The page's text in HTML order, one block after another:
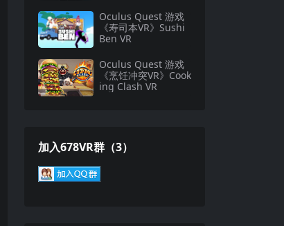
Oculus Quest 游戏
《寿司本VR》Sushi
Ben VR
Oculus Quest 游戏
《烹饪冲突VR》Cook
ing Clash VR
加入678VR群（3）